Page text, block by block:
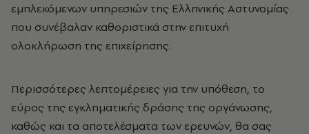
εμπλεκόμενων υπηρεσιών της Ελληνικής Αστυνομίας
που συνέβαλαν καθοριστικά στην επιτυχή
ολοκλήρωση της επιχείρησης.
Περισσότερες λεπτομέρειες για την υπόθεση, το
εύρος της εγκληματικής δράσης της οργάνωσης,
καθώς και τα αποτελέσματα των ερευνών, θα σας